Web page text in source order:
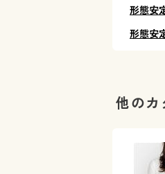
形態安
形態安
他のカ